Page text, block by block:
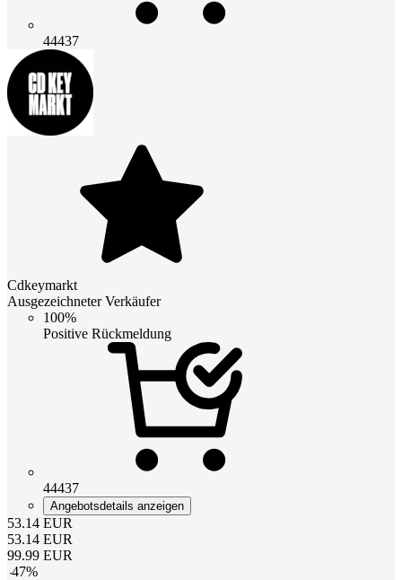
44437
Cdkeymarkt
Ausgezeichneter Verkäufer
100%
Positive Rückmeldung
44437
Angebotsdetails anzeigen
53.14 EUR
53.14 EUR
99.99 EUR
-47%